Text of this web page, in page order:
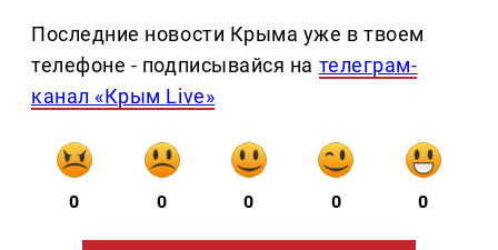
Последние новости Крыма уже в твоем
телефоне - подписывайся на телеграм-
канал «Крым Live»
0 0 0 0 0